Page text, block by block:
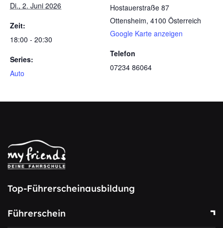
Di., 2. Juni 2026
Zeit:
18:00 - 20:30
Series:
Auto
Hostauerstraße 87
Ottensheim, 4100 Österreich
Google Karte anzeigen
Telefon
07234 86064
Top-Führerscheinausbildung
Führerschein